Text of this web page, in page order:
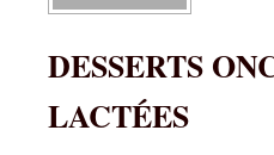
DESSERTS
LACTÉES